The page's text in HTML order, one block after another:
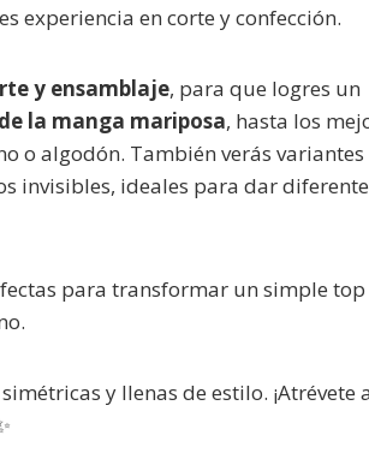
experiencia en corte y confección.
y ensamblaje, para que logres un
la manga mariposa, hasta los
o algodón. También verás variantes
invisibles, ideales para dar
para transformar un simple top
y llenas de estilo. ¡Atrévete a